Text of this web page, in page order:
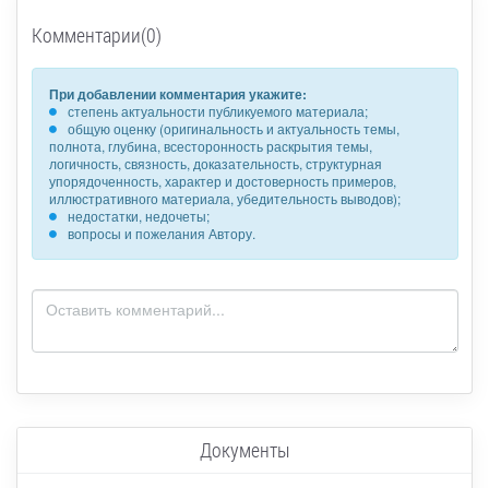
Комментарии(0)
При добавлении комментария укажите:
степень актуальности публикуемого материала;
общую оценку (оригинальность и актуальность темы,
полнота, глубина, всесторонность раскрытия темы,
логичность, связность, доказательность, структурная
упорядоченность, характер и достоверность примеров,
иллюстративного материала, убедительность выводов);
недостатки, недочеты;
вопросы и пожелания Автору.
Документы